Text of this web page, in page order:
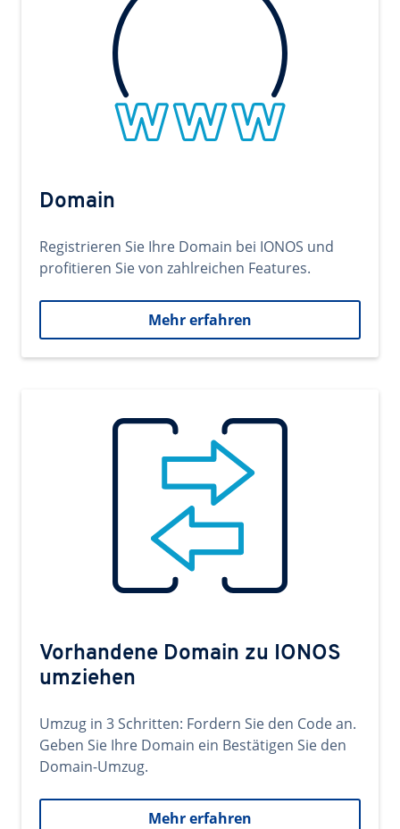
Domain
Registrieren Sie Ihre Domain bei IONOS und
profitieren Sie von zahlreichen Features.
Mehr erfahren
Vorhandene Domain zu IONOS
umziehen
Umzug in 3 Schritten: Fordern Sie den Code an.
Geben Sie Ihre Domain ein Bestätigen Sie den
Domain-Umzug.
Mehr erfahren